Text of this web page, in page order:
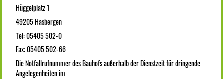
Hüggelplatz 1
49205 Hasbergen
Tel: 05405 502-0
Fax: 05405 502-66
Die Notfallrufnummer des Bauhofs außerhalb der Dienstzeit für dringende
Angelegenheiten im